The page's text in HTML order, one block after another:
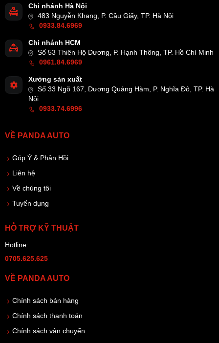
Chi nhánh Hà Nội
483 Nguyễn Khang, P. Cầu Giấy, TP. Hà Nội
0933.84.6969
Chi nhánh HCM
Số 53 Thiên Hộ Dương, P. Hạnh Thông, TP. Hồ Chí Minh
0961.84.6969
Xưởng sản xuất
Số 33 Ngõ 167, Dương Quảng Hàm, P. Nghĩa Đô, TP. Hà
Nội
0933.74.6996
VỀ PANDA AUTO
Góp Ý & Phản Hồi
Liên hệ
Về chúng tôi
Tuyển dụng
HỖ TRỢ KỸ THUẬT
Hotline:
0705.625.625
VỀ PANDA AUTO
Chính sách bán hàng
Chính sách thanh toán
Chính sách vận chuyển